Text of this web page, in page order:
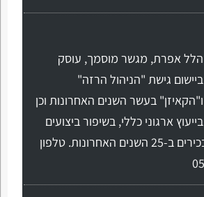
הלל אפרת, מגשר מוסמך, עוסק
ביישום גישת "הניהול הרזה"
ו"הקאיזן" בעשר השנים האחרונות וכן
בייעוץ ארגוני כללי, בשיפור ביצועים
ובאמון מנהלים בכירים ב-25 השנים האחרונות. טלפון